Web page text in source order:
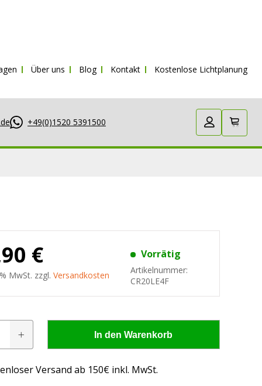
Über uns Blog Kontakt Kostenlose Lichtplanung
+49(0)1520 5391500
€
MwSt. zzgl. Versandkosten
Vorrätig
Artikelnummer:
CR20LE4F
In den Warenkorb
Versand ab 150€ inkl. MwSt.